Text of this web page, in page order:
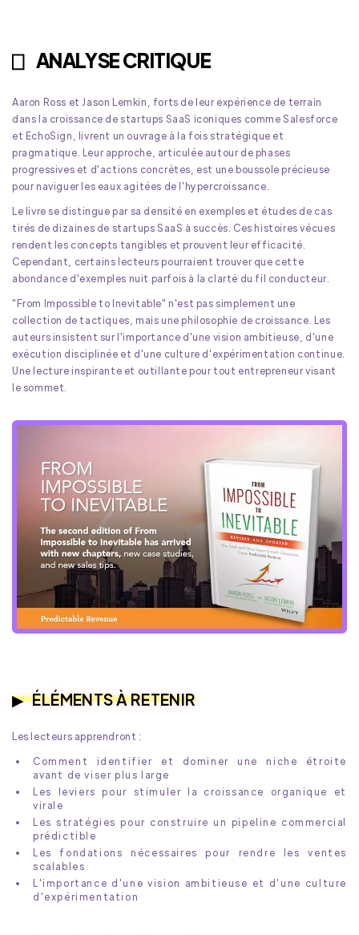
ANALYSE CRITIQUE
Aaron Ross et Jason Lemkin, forts de leur expérience de terrain
dans la croissance de startups SaaS iconiques comme Salesforce
et EchoSign, livrent un ouvrage à la fois stratégique et
pragmatique. Leur approche, articulée autour de phases
progressives et d'actions concrètes, est une boussole précieuse
pour naviguer les eaux agitées de l'hypercroissance.
Le livre se distingue par sa densité en exemples et études de cas
tirés de dizaines de startups SaaS à succès. Ces histoires vécues
rendent les concepts tangibles et prouvent leur efficacité.
Cependant, certains lecteurs pourraient trouver que cette
abondance d'exemples nuit parfois à la clarté du fil conducteur.
"From Impossible to Inevitable" n'est pas simplement une
collection de tactiques, mais une philosophie de croissance. Les
auteurs insistent sur l'importance d'une vision ambitieuse, d'une
exécution disciplinée et d'une culture d'expérimentation continue.
Une lecture inspirante et outillante pour tout entrepreneur visant
le sommet.
ÉLÉMENTS À RETENIR
Les lecteurs apprendront :
Comment identifier et dominer une niche étroite
avant de viser plus large
Les leviers pour stimuler la croissance organique et
virale
Les stratégies pour construire un pipeline commercial
prédictible
Les fondations nécessaires pour rendre les ventes
scalables
L'importance d'une vision ambitieuse et d'une culture
d'expérimentation